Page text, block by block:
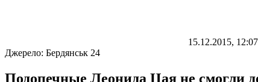
15.12.2015, 12:07
Джерело: Бердянськ 24
Подопечные Леонида Цая не смогли